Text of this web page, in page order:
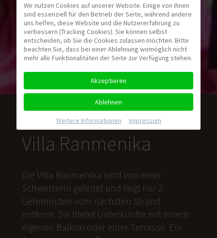
Villa Ranmenika
Die Villa Ranmenika wird von einer
Schweizerin geleitet und liegt nur 2
Gehminuten vom nächsten Strand
entfernt. Sie bietet Unterkünfte mit einem
eigenen Balkon oder einer Terrasse. Ein
Wir nutzen Cookies auf unserer Website. Einige von ihnen
sind essenziell für den Betrieb der Seite, während andere
uns helfen, diese Website und die Nutzererfahrung zu
verbessern (Tracking Cookies). Sie können selbst
entscheiden, ob Sie die Cookies zulassen möchten. Bitte
beachten Sie, dass bei einer Ablehnung womöglich nicht
mehr alle Funktionalitäten der Seite zur Verfügung stehen.
Akzeptieren
Ablehnen
Weitere Informationen Impressum